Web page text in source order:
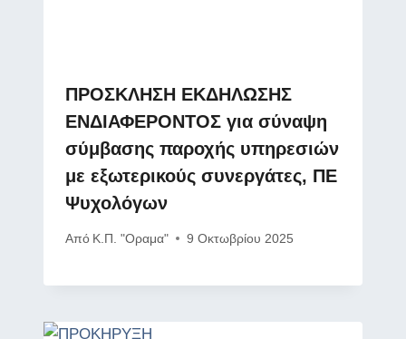
ΠΡΟΣΚΛΗΣΗ ΕΚΔΗΛΩΣΗΣ
ΕΝΔΙΑΦΕΡΟΝΤΟΣ για σύναψη
σύμβασης παροχής υπηρεσιών
με εξωτερικούς συνεργάτες, ΠΕ
Ψυχολόγων
Από Κ.Π. "Οραμα" 9 Οκτωβρίου 2025